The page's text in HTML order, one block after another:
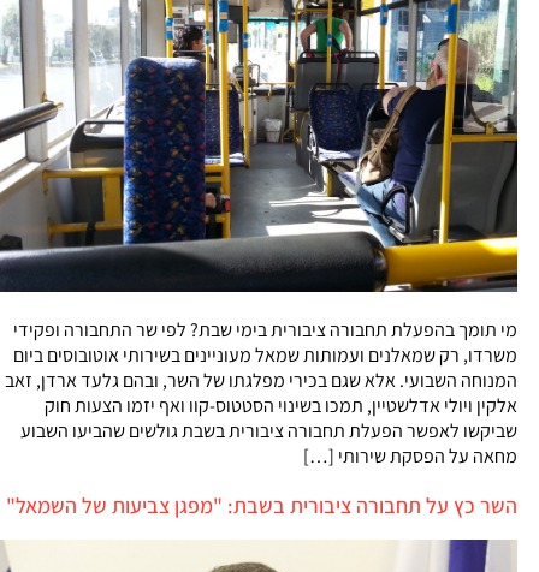
מי תומך בהפעלת תחבורה ציבורית בימי שבת? לפי שר התחבורה ופקידי
משרדו, רק שמאלנים ועמותות שמאל מעוניינים בשירותי אוטובוסים ביום
המנוחה השבועי. אלא שגם בכירי מפלגתו של השר, ובהם גלעד ארדן, זאב
אלקין ויולי אדלשטיין, תמכו בשינוי הסטטוס-קוו ואף יזמו הצעות חוק
שביקשו לאפשר הפעלת תחבורה ציבורית בשבת גולשים שהביעו השבוע
מחאה על הפסקת שירותי […]
השר כץ על תחבורה ציבורית בשבת: "מפגן צביעות של השמאל"